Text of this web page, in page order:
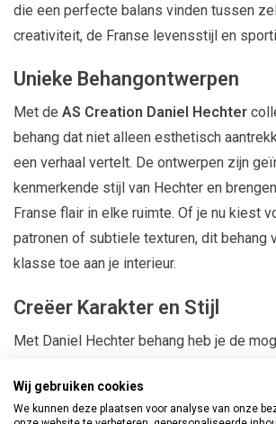
die een perfecte balans vinden tussen
creativiteit, de Franse levensstijl en
Unieke Behangontwerpen
Met de AS Creation Daniel Hechter
behang dat niet alleen esthetisch
een verhaal vertelt. De ontwerpen zijn
kenmerkende stijl van Hechter en
Franse flair in elke ruimte. Of je nu kiest
patronen of subtiele texturen, dit behang
klasse toe aan je interieur.
Creëer Karakter en Stijl
Met Daniel Hechter behang heb je de
behang is perfect voor het creëren van
of het transformeren van een hele kamer
Wij gebruiken cookies
We kunnen deze plaatsen voor analyse van onze